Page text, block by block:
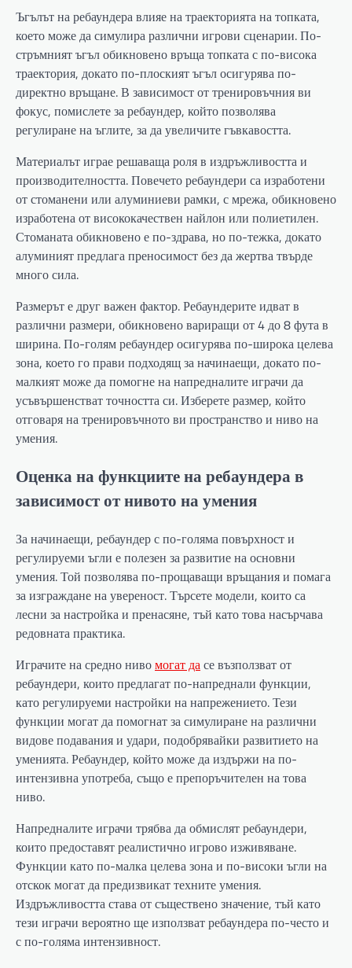
Ъгълът на ребаундера влияе на траекторията на топката,
което може да симулира различни игрови сценарии. По-
стръмният ъгъл обикновено връща топката с по-висока
траектория, докато по-плоският ъгъл осигурява по-
директно връщане. В зависимост от тренировъчния ви
фокус, помислете за ребаундер, който позволява
регулиране на ъглите, за да увеличите гъвкавостта.
Материалът играе решаваща роля в издръжливостта и
производителността. Повечето ребаундери са изработени
от стоманени или алуминиеви рамки, с мрежа, обикновено
изработена от висококачествен найлон или полиетилен.
Стоманата обикновено е по-здрава, но по-тежка, докато
алуминият предлага преносимост без да жертва твърде
много сила.
Размерът е друг важен фактор. Ребаундерите идват в
различни размери, обикновено вариращи от 4 до 8 фута в
ширина. По-голям ребаундер осигурява по-широка целева
зона, което го прави подходящ за начинаещи, докато по-
малкият може да помогне на напредналите играчи да
усъвършенстват точността си. Изберете размер, който
отговаря на тренировъчното ви пространство и ниво на
умения.
Оценка на функциите на ребаундера в
зависимост от нивото на умения
За начинаещи, ребаундер с по-голяма повърхност и
регулируеми ъгли е полезен за развитие на основни
умения. Той позволява по-прощаващи връщания и помага
за изграждане на увереност. Търсете модели, които са
лесни за настройка и пренасяне, тъй като това насърчава
редовната практика.
Играчите на средно нивомогат дасе възползват от
ребаундери, които предлагат по-напреднали функции,
като регулируеми настройки на напрежението. Тези
функции могат да помогнат за симулиране на различни
видове подавания и удари, подобрявайки развитието на
уменията. Ребаундер, който може да издържи на по-
интензивна употреба, също е препоръчителен на това
ниво.
Напредналите играчи трябва да обмислят ребаундери,
които предоставят реалистично игрово изживяване.
Функции като по-малка целева зона и по-високи ъгли на
отскок могат да предизвикат техните умения.
Издръжливостта става от съществено значение, тъй като
тези играчи вероятно ще използват ребаундера по-често и
с по-голяма интензивност.